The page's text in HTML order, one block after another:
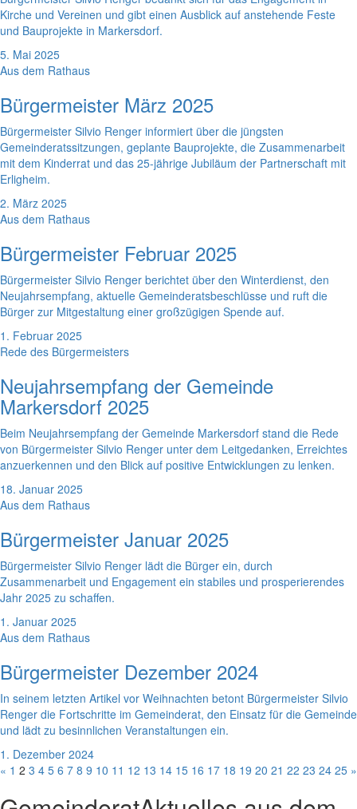
Kirche und Vereinen und gibt einen Ausblick auf anstehende Feste
und Bauprojekte in Markersdorf.
5. Mai 2025
Aus dem Rathaus
Bürgermeister März 2025
Bürgermeister Silvio Renger informiert über die jüngsten
Gemeinderatssitzungen, geplante Bauprojekte, die Zusammenarbeit
mit dem Kinderrat und das 25-jährige Jubiläum der Partnerschaft mit
Erligheim.
2. März 2025
Aus dem Rathaus
Bürgermeister Februar 2025
Bürgermeister Silvio Renger berichtet über den Winterdienst, den
Neujahrsempfang, aktuelle Gemeinderatsbeschlüsse und ruft die
Bürger zur Mitgestaltung einer großzügigen Spende auf.
1. Februar 2025
Rede des Bürgermeisters
Neujahrsempfang der Gemeinde
Markersdorf 2025
Beim Neujahrsempfang der Gemeinde Markersdorf stand die Rede
von Bürgermeister Silvio Renger unter dem Leitgedanken, Erreichtes
anzuerkennen und den Blick auf positive Entwicklungen zu lenken.
18. Januar 2025
Aus dem Rathaus
Bürgermeister Januar 2025
Bürgermeister Silvio Renger lädt die Bürger ein, durch
Zusammenarbeit und Engagement ein stabiles und prosperierendes
Jahr 2025 zu schaffen.
1. Januar 2025
Aus dem Rathaus
Bürgermeister Dezember 2024
In seinem letzten Artikel vor Weihnachten betont Bürgermeister Silvio
Renger die Fortschritte im Gemeinderat, den Einsatz für die Gemeinde
und lädt zu besinnlichen Veranstaltungen ein.
1. Dezember 2024
« 1 2 3 4 5 6 7 8 9 10 11 12 13 14 15 16 17 18 19 20 21 22 23 24 25 »